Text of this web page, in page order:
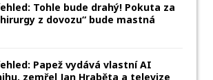
Tohle bude drahý! Pokuta za
z dovozu“ bude mastná
Papež vydává vlastní AI
zemřel Jan Hraběta a televize